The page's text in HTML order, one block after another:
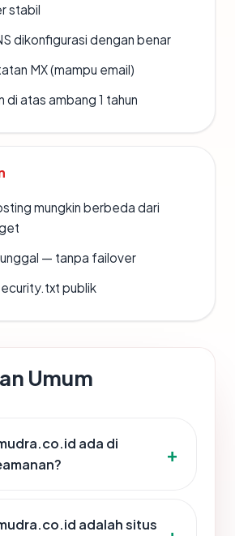
stabil
dikonfigurasi dengan benar
MX (mampu email)
di atas ambang 1 tahun
mungkin berbeda dari
— tanpa failover
publik
Umum
ada di
adalah situs